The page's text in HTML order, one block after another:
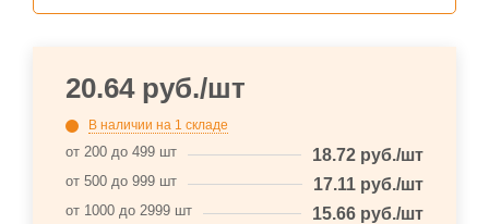
20.64руб./шт
В наличии на 1 складе
от 200 до 499 шт 18.72 руб./шт
от 500 до 999 шт 17.11 руб./шт
от 1000 до 2999 шт 15.66 руб./шт